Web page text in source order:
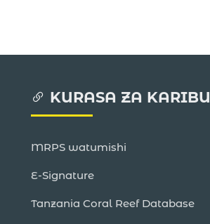
KURASA ZA KARIBU
MRPS watumishi
E-Signature
Tanzania Coral Reef Database